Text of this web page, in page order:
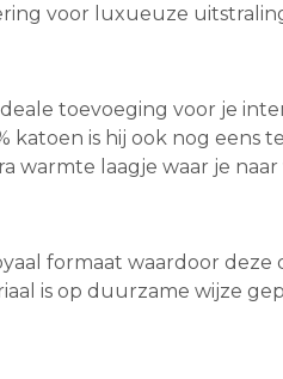
voor luxueuze
toevoeging voor je
katoen is hij ook nog
warmte laagje waar je
formaat waardoor
is op duurzame wijze